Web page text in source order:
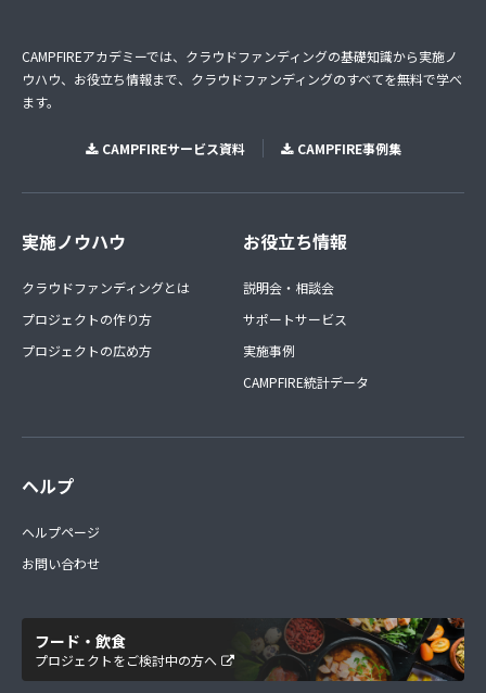
CAMPFIREアカデミーでは、クラウドファンディングの基礎知識から実施ノ
ウハウ、お役立ち情報まで、クラウドファンディングのすべてを無料で学べ
ます。
CAMPFIREサービス資料 CAMPFIRE事例集
実施ノウハウ
クラウドファンディングとは
プロジェクトの作り方
プロジェクトの広め方
お役立ち情報
説明会・相談会
サポートサービス
実施事例
CAMPFIRE統計データ
ヘルプ
ヘルプページ
お問い合わせ
フード・飲食
プロジェクトをご検討中の方へ